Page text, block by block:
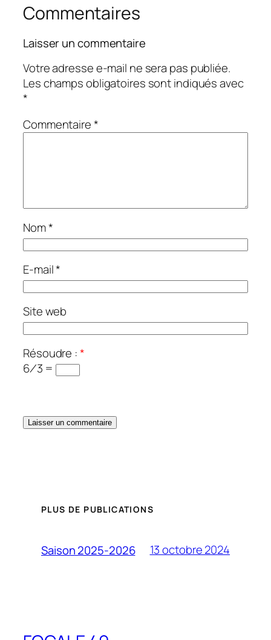
Commentaires
Laisser un commentaire
Votre adresse e-mail ne sera pas publiée.
Les champs obligatoires sont indiqués avec
*
Commentaire*
Nom*
E-mail*
Site web
Résoudre :*
6 ⁄ 3 =
PLUS DE PUBLICATIONS
Saison 2025-2026 13 octobre 2024